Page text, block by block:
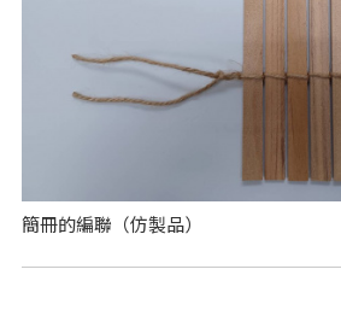
簡冊的編聯（仿製品）